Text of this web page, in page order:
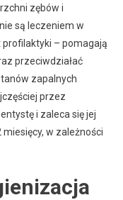
zębów i
są leczeniem w
– pomagają
przeciwdziałać
zapalnych
przez
i zaleca się jej
w zależności